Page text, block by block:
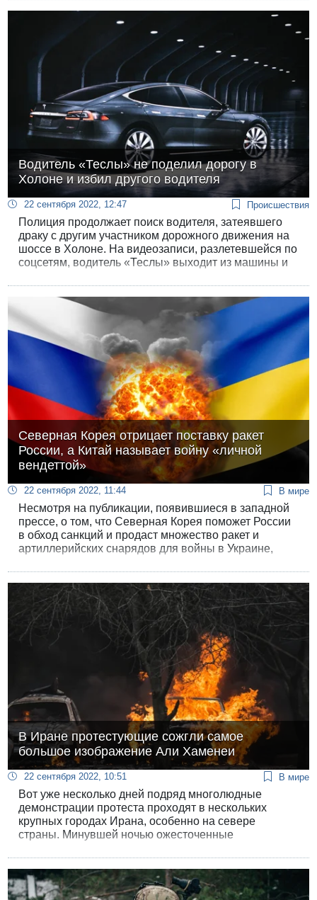
Водитель «Теслы» не поделил дорогу в
Холоне и избил другого водителя
22 сентября 2022, 12:47 Происшествия
Полиция продолжает поиск водителя, затеявшего
драку с другим участником дорожного движения на
шоссе в Холоне. На видеозаписи, разлетевшейся по
соцсетям, водитель «Теслы» выходит из машины и
замечание.
Северная Корея отрицает поставку ракет
России, а Китай называет войну «личной
вендеттой»
22 сентября 2022, 11:44 В мире
Несмотря на публикации, появившиеся в западной
прессе, о том, что Северная Корея поможет России
в обход санкций и продаст множество ракет и
артиллерийских снарядов для войны в Украине,
Кореи официально опровергло эту информацию.
Одновременно с этим, вчера бывший главный
редактор Global Times Ху Сицзинь написал статью
для «Газеты Коммунистической партии Китая», в
которой назвал войну в Украине «вопросом жизни и
смерти» для Путина.
В Иране протестующие сожгли самое
большое изображение Али Хаменеи
22 сентября 2022, 10:51 В мире
Вот уже несколько дней подряд многолюдные
демонстрации протеста проходят в нескольких
крупных городах Ирана, особенно на севере
страны. Минувшей ночью ожесточенные
в городах Урмия и Сардашт. Иранские
демонстранты сожгли самое большое в Иране
изображение верховного лидера Али Хаменеи, а